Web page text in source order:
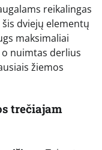
reikalingas
dviejų elementų
maksimaliai
nuimtas derlius
žiemos
trečiajam